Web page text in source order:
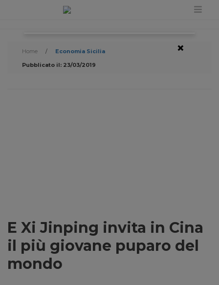
Home /
Economia Sicilia
Pubblicato il: 23/03/2019
E Xi Jinping invita in Cina
il più giovane puparo del
mondo
×